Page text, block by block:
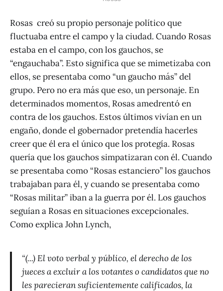
Rosas creó su propio personaje político que
fluctuaba entre el campo y la ciudad. Cuando Rosas
estaba en el campo, con los gauchos, se
“engauchaba”. Esto significa que se mimetizaba con
ellos, se presentaba como “un gaucho más” del
grupo. Pero no era más que eso, un personaje. En
determinados momentos, Rosas amedrentó en
contra de los gauchos. Estos últimos vivían en un
engaño, donde el gobernador pretendía hacerles
creer que él era el único que los protegía. Rosas
quería que los gauchos simpatizaran con él. Cuando
se presentaba como “Rosas estanciero” los gauchos
trabajaban para él, y cuando se presentaba como
“Rosas militar” iban a la guerra por él. Los gauchos
seguían a Rosas en situaciones excepcionales.
Como explica John Lynch,
“(...) El voto verbal y público, el derecho de los
jueces a excluir a los votantes o candidatos que no
les parecieran suficientemente calificados, la